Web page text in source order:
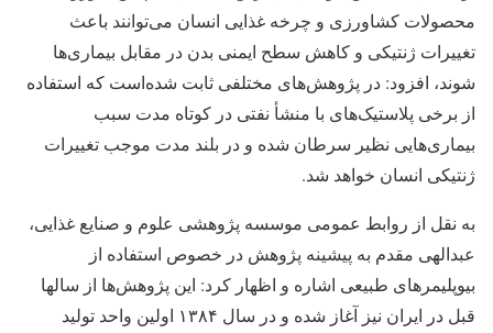
محصولات کشاورزی و چرخه غذایی انسان می‌توانند باعث
تغییرات ژنتیکی و کاهش سطح ایمنی بدن در مقابل بیماری‌ها
شوند، افزود: در پژوهش‌های مختلفی ثابت شده‌است که استفاده
از برخی پلاستیک‌های با منشأ نفتی در کوتاه‌ مدت سبب
بیماری‌هایی نظیر سرطان شده و در بلند مدت موجب تغییرات
ژنتیکی انسان خواهد شد.
به نقل از روابط عمومی موسسه پژوهشی علوم و صنایع غذایی،
عبدالهی مقدم به پیشینه پژوهش در خصوص استفاده از
بیوپلیمرهای طبیعی اشاره و اظهار کرد: این پژوهش‌ها از سالها
قبل در ایران نیز آغاز شده و در سال ۱۳۸۴ اولین واحد تولید